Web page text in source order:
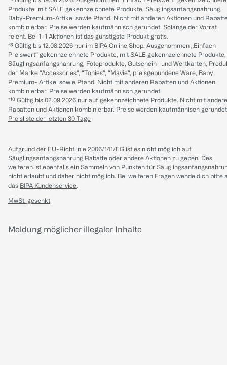
Produkte, mit SALE gekennzeichnete Produkte, Säuglingsanfangsnahrung,
Baby-Premium-Artikel sowie Pfand. Nicht mit anderen Aktionen und
kombinierbar. Preise werden kaufmännisch gerundet. Solange der Vorrat
reicht. Bei 1+1 Aktionen ist das günstigste Produkt gratis.
*⁸ Gültig bis 12.08.2026 nur im BIPA Online Shop. Ausgenommen „Einfach
Preiswert“ gekennzeichnete Produkte, mit SALE gekennzeichnete Produkte,
Säuglingsanfangsnahrung, Fotoprodukte, Gutschein- und Wertkarten,
der Marke “Accessories“, “Tonies“, “Mavie“, preisgebundene Ware, Baby
Premium- Artikel sowie Pfand. Nicht mit anderen Rabatten und Aktionen
kombinierbar. Preise werden kaufmännisch gerundet.
*¹⁰ Gültig bis 02.09.2026 nur auf gekennzeichnete Produkte. Nicht mit
Rabatten und Aktionen kombinierbar. Preise werden kaufmännisch
Preisliste der letzten 30 Tage
Aufgrund der EU-Richtlinie 2006/141/EG ist es nicht möglich auf
Säuglingsanfangsnahrung Rabatte oder andere Aktionen zu geben. Des
weiteren ist ebenfalls ein Sammeln von Punkten für
nicht erlaubt und daher nicht möglich. Bei weiteren Fragen wende dich bitte
das BIPA Kundenservice.
MwSt. gesenkt
Meldung möglicher illegaler Inhalte